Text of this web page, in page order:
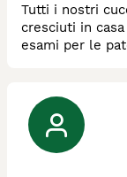
Tutti i nostri
cresciuti in
esami per le